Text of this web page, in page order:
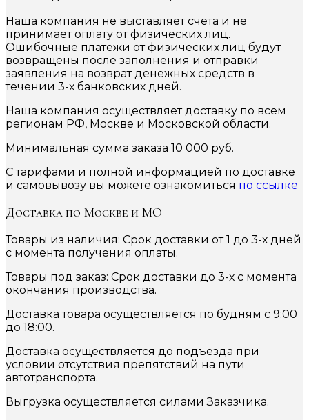
Наша компания не выставляет счета и не
принимает оплату от физических лиц.
Ошибочные платежи от физических лиц будут
возвращены после заполнения и отправки
заявления на возврат денежных средств в
течении 3-х банковских дней.
Наша компания осуществляет доставку по всем
регионам РФ, Москве и Московской области.
Минимальная сумма заказа 10 000 руб.
С тарифами и полной информацией по доставке
и самовывозу вы можете ознакомиться по ссылке
Доставка по Москве и МО
Товары из наличия: Срок доставки от 1 до 3-х дней
с момента получения оплаты.
Товары под заказ: Срок доставки до 3-х с момента
окончания производства.
Доставка товара осуществляется по будням с 9:00
до 18:00.
Доставка осуществляется до подъезда при
условии отсутствия препятствий на пути
автотранспорта.
Выгрузка осуществляется силами Заказчика.